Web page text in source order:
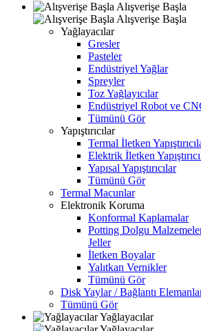
Alışverişe Başla
Alışverişe Başla
Yağlayacılar
Gresler
Pasteler
Endüstriyel Yağlar
Spreyler
Toz Yağlayıcılar
Endüstriyel Robot ve
Tümünü Gör
Yapıştırıcılar
Termal İletken
Elektrik İletken
Yapısal Yapıştırıcılar
Tümünü Gör
Termal Macunlar
Elektronik Koruma
Konformal Kaplamalar
Potting Dolgu
Jeller
İletken Boyalar
Yalıtkan Vernikler
Tümünü Gör
Disk Yaylar / Bağlantı
Tümünü Gör
Yağlayacılar